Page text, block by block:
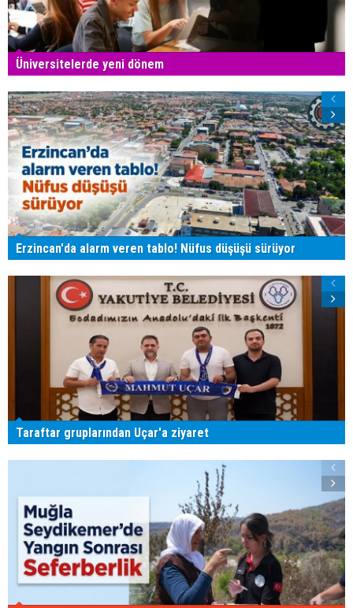
Üniversitelerde yeni dönem
Erzincan'da alarm veren tablo! Nüfus düşüşü sürüyor
Taraftar gruplarından Uçar'a ziyaret